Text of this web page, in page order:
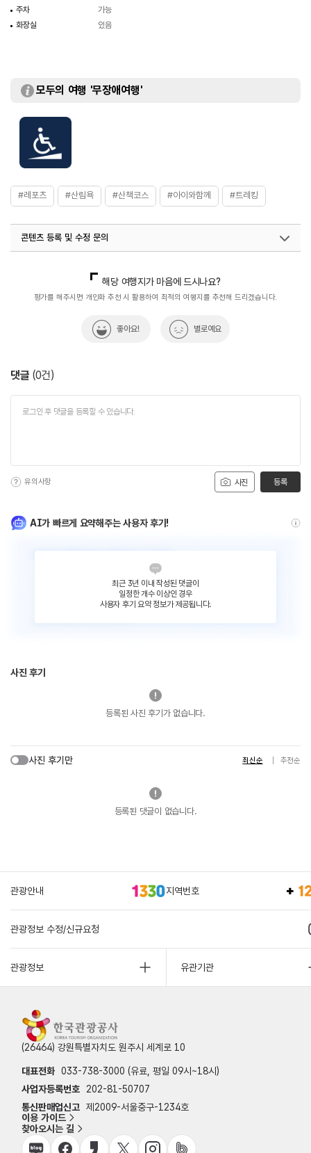
주차
가능
화장실
있음
모두의 여행 '무장애여행'
#레포츠 #산림욕 #산책코스 #아이와함께 #트레킹
콘텐츠 등록 및 수정 문의
열린관광콘텐츠팀(열린관광-모두의여행)
033-738-3425
해당 여행지가 마음에 드시나요?
평가를 해주시면 개인화 추천 시 활용하여 최적의 여행지를 추천해 드리겠습니다.
좋아요! 별로예요
댓글 (0건)
사진
유의사항 등록
AI가 빠르게 요약해주는 사용자 후기!
최근 3년 이내 작성된 댓글이
일정한 개수 이상인 경우
사용자 후기 요약 정보가 제공됩니다.
사진 후기
등록된 사진 후기가 없습니다.
사진 후기만 최신순 추천순
등록된 댓글이 없습니다.
관광안내 지역번호
관광정보 수정/신규요청
관광정보 유관기관
(26464) 강원특별자치도 원주시 세계로 10
대표전화 033-738-3000 (유료, 평일 09시~18시)
사업자등록번호
202-81-50707
통신판매업신고 제2009-서울중구-1234호
이용 가이드
찾아오시는 길